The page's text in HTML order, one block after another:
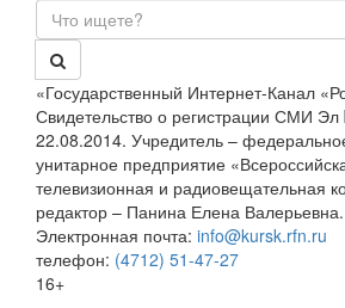
«Государственный Интернет-Канал
Свидетельство о регистрации СМИ
22.08.2014. Учредитель –
унитарное предприятие
телевизионная и радиовещательная
редактор – Панина Елена Валерьевна.
Электронная почта: info@kursk.rfn.ru
телефон: (4712) 51-47-27
16+